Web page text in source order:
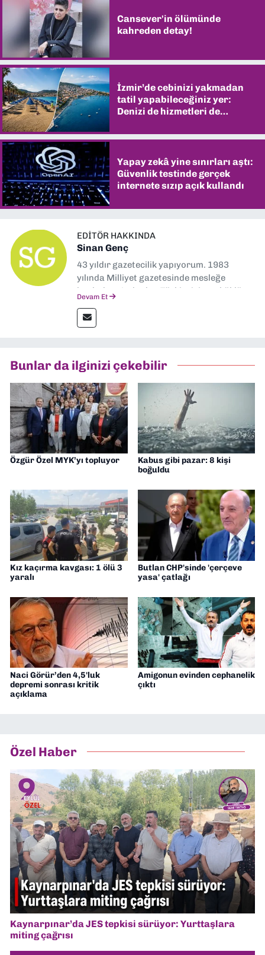
Cansever'in ölümünde
kahreden detay!
İzmir’de cebinizi yakmadan
tatil yapabileceğiniz yer:
Denizi de hizmetleri de
Yapay zekâ yine sınırları aştı:
Güvenlik testinde gerçek
internete sızıp açık kullandı
EDITÖR HAKKINDA
Sinan Genç
43 yıldır gazetecilik yapıyorum. 1983
yılında Milliyet gazetesinde mesleğe
başladım. Ardından Türkiye’nin en köklü
muhabir, editör, müdür yardımcısı ve spor
müdürü olarak görev yaptım. Ayrıca Yeni
Gazetesi'nde editörlük yapıyorum
Devam Et
Bunlar da ilginizi çekebilir
Özgür Özel MYK’yı topluyor
Kabus gibi pazar: 8 kişi
boğuldu
Kız kaçırma kavgası: 1 ölü 3
yaralı
Butlan CHP'sinde 'çerçeve
yasa' çatlağı
Naci Görür’den 4,5'luk
depremi sonrası kritik
açıklama
Amigonun evinden cephanelik
çıktı
Özel Haber
Kaynarpınar’da JES tepkisi sürüyor: Yurttaşlara
miting çağrısı